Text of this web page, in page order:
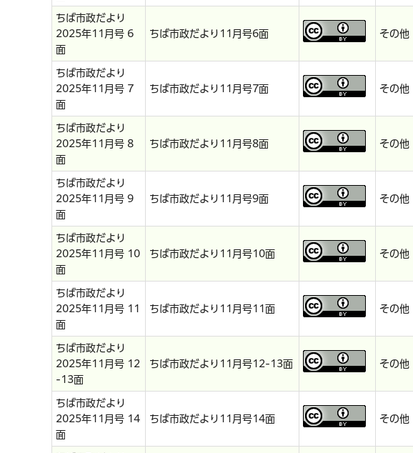
ちば市政だより
2025年11月号 6
面
ちば市政だより11月号6面 その他
ちば市政だより
2025年11月号 7
面
ちば市政だより11月号7面 その他
ちば市政だより
2025年11月号 8
面
ちば市政だより11月号8面 その他
ちば市政だより
2025年11月号 9
面
ちば市政だより11月号9面 その他
ちば市政だより
2025年11月号 10
面
ちば市政だより11月号10面 その他
ちば市政だより
2025年11月号 11
面
ちば市政だより11月号11面 その他
ちば市政だより
2025年11月号 12
-13面
ちば市政だより11月号12-13面 その他
ちば市政だより
2025年11月号 14
面
ちば市政だより11月号14面 その他